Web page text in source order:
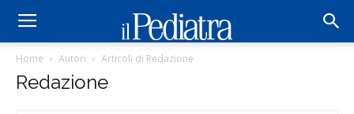
Home Autori Articoli di Redazione
Redazione